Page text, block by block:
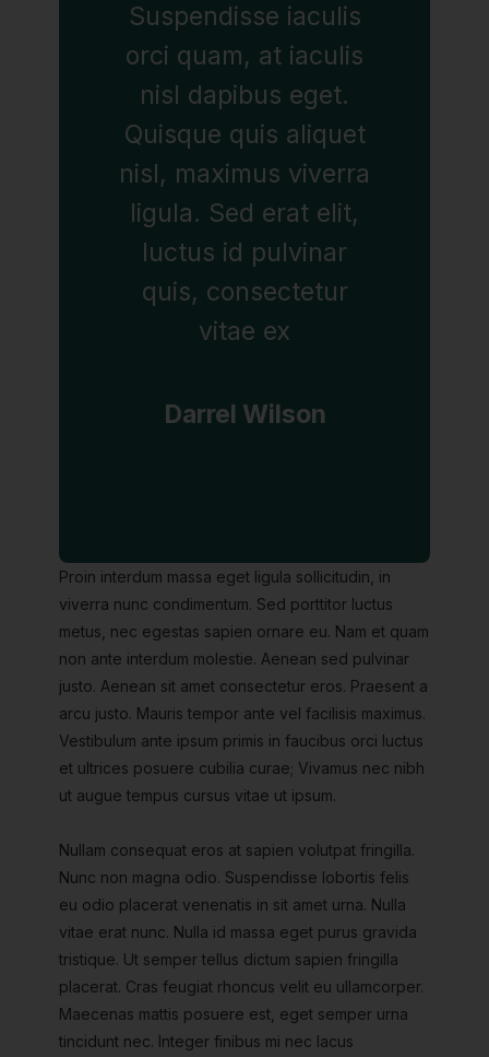
Suspendisse iaculis
orci quam, at iaculis
nisl dapibus eget.
Quisque quis aliquet
nisl, maximus viverra
ligula. Sed erat elit,
luctus id pulvinar
quis, consectetur
vitae ex
Darrel Wilson
Proin interdum massa eget ligula sollicitudin, in
viverra nunc condimentum. Sed porttitor luctus
metus, nec egestas sapien ornare eu. Nam et quam
non ante interdum molestie. Aenean sed pulvinar
justo. Aenean sit amet consectetur eros. Praesent a
arcu justo. Mauris tempor ante vel facilisis maximus.
Vestibulum ante ipsum primis in faucibus orci luctus
et ultrices posuere cubilia curae; Vivamus nec nibh
ut augue tempus cursus vitae ut ipsum.
Nullam consequat eros at sapien volutpat fringilla.
Nunc non magna odio. Suspendisse lobortis felis
eu odio placerat venenatis in sit amet urna. Nulla
vitae erat nunc. Nulla id massa eget purus gravida
tristique. Ut semper tellus dictum sapien fringilla
placerat. Cras feugiat rhoncus velit eu ullamcorper.
Maecenas mattis posuere est, eget semper urna
tincidunt nec. Integer finibus mi nec lacus